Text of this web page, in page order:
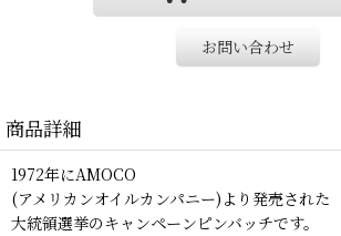
お問い合わせ
商品詳細
1972年にAMOCO
(アメリカンオイルカンパニー)より発売された
大統領選挙のキャンペーンピンバッチです。